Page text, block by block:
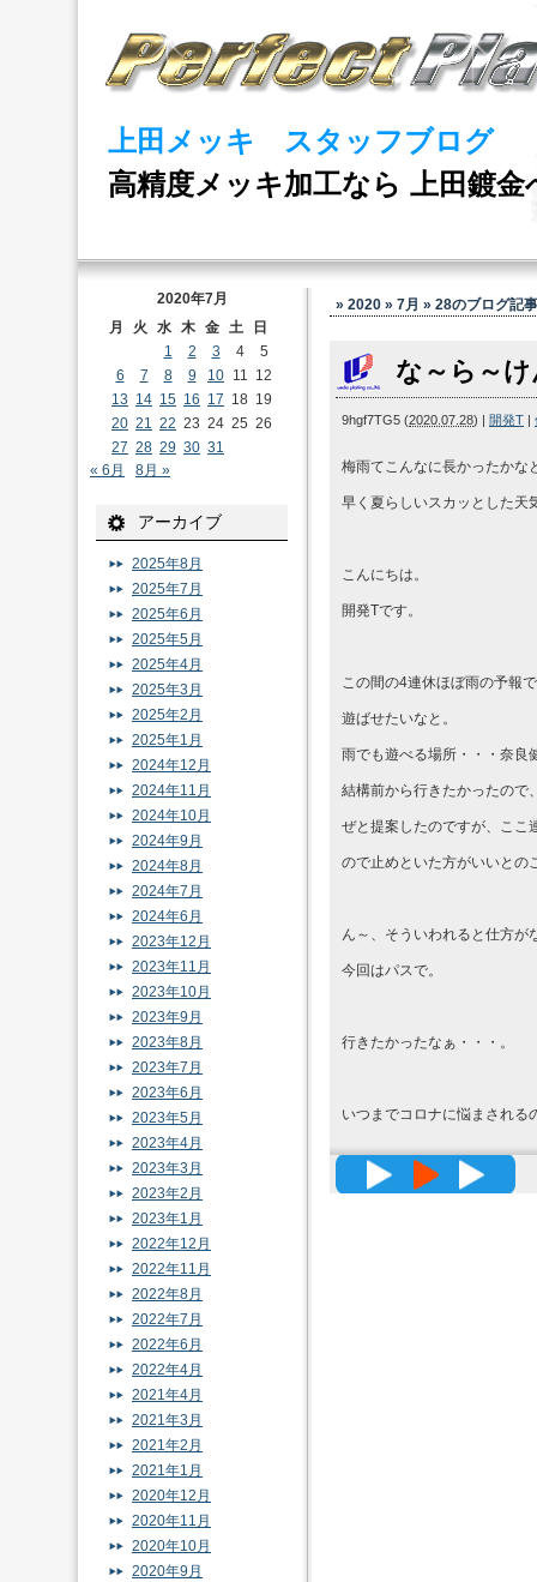
上田メッキ スタッフブログ
高精度メッキ加工なら 上田鍍金
» 2020 » 7月 » 28のブログ記事
な～ら～
9hgf7TG5 (2020.07.28) | 開発T |
梅雨てこんなに長かったかな
早く夏らしいスカッとした天
こんにちは。
開発Tです。
この間の4連休ほぼ雨の予報
遊ばせたいなと。
雨でも遊べる場所・・・奈良
結構前から行きたかったので
ぜと提案したのですが、ここ
ので止めといた方がいいとの
ん～、そういわれると仕方が
今回はパスで。
行きたかったなぁ・・・。
いつまでコロナに悩まされる
高精度メ
2020年7月
月
火 水 木 金 土
日
1
2 3 4
5
6
7 8 9 10 11 12
13 14 15 16 17 18 19
20 21 22 23 24 25 26
27 28 29 30 31
« 6月
8月 »
アーカイブ
2025年8月
2025年7月
2025年6月
2025年5月
2025年4月
2025年3月
2025年2月
2025年1月
2024年12月
2024年11月
2024年10月
2024年9月
2024年8月
2024年7月
2024年6月
2023年12月
2023年11月
2023年10月
2023年9月
2023年8月
2023年7月
2023年6月
2023年5月
2023年4月
2023年3月
2023年2月
2023年1月
2022年12月
2022年11月
2022年8月
2022年7月
2022年6月
2022年4月
2021年4月
2021年3月
2021年2月
2021年1月
2020年12月
2020年11月
2020年10月
2020年9月